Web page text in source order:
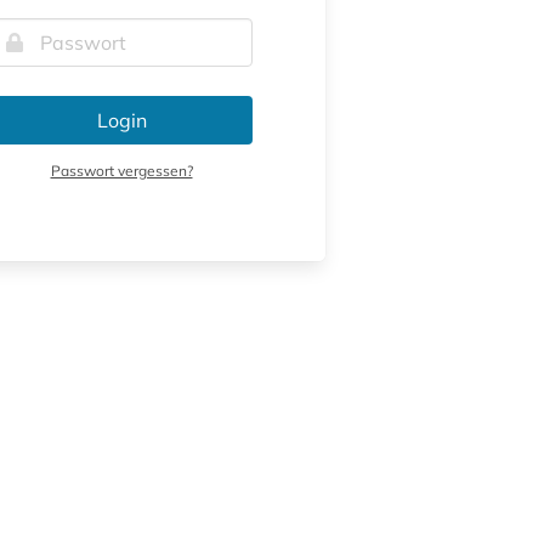
Login
Passwort vergessen?